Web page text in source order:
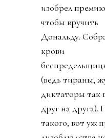
изобрел
чтобы вручить
Дональду.
крови
(ведь тираны,
диктаторы так
друг на друга).
такого, вот уж